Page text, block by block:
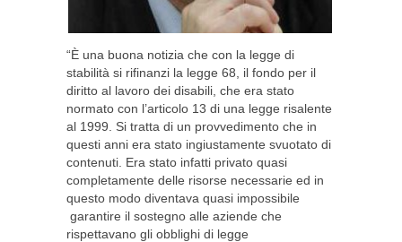
“È una buona notizia che con la legge di
stabilità si rifinanzi la legge 68, il fondo per il
diritto al lavoro dei disabili, che era stato
normato con l’articolo 13 di una legge risalente
al 1999. Si tratta di un provvedimento che in
questi anni era stato ingiustamente svuotato di
contenuti. Era stato infatti privato quasi
completamente delle risorse necessarie ed in
questo modo diventava quasi impossibile
garantire il sostegno alle aziende che
rispettavano gli obblighi di legge